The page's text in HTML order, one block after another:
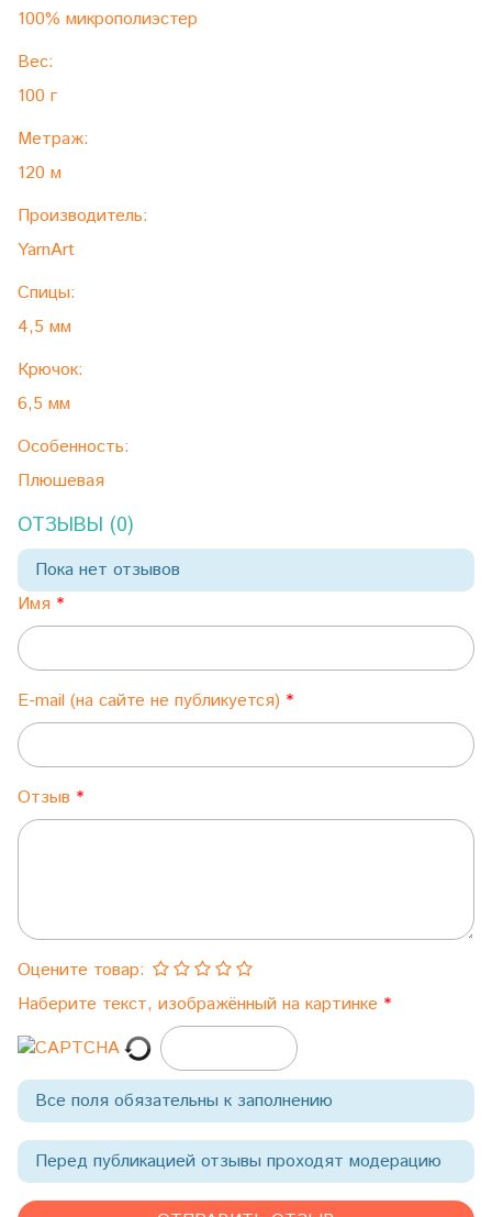
100% микрополиэстер
Вес:
100 г
Метраж:
120 м
Производитель:
YarnArt
Спицы:
4,5 мм
Крючок:
6,5 мм
Особенность:
Плюшевая
ОТЗЫВЫ (0)
Пока нет отзывов
Имя
E-mail (на сайте не публикуется)
Отзыв
Оцените товар:
Наберите текст, изображённый на картинке
Все поля обязательны к заполнению
Перед публикацией отзывы проходят модерацию